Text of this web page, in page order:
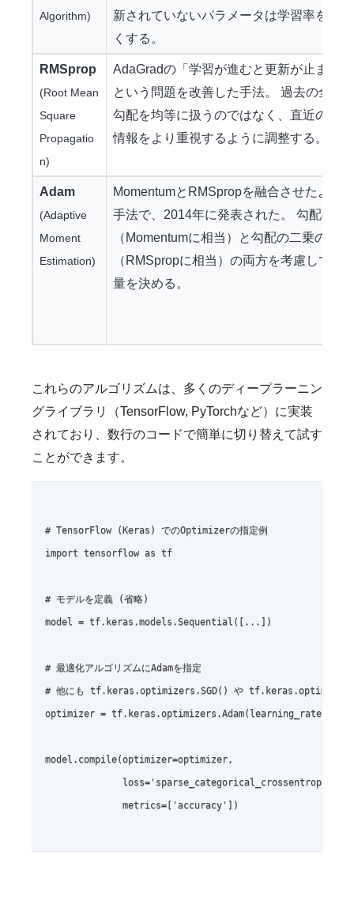
Algorithm)
新されていないパラメータは学習率を大き
くする。
RMSprop
(Root Mean
Square
Propagatio
n)
AdaGradの「学習が進むと更新が止まる」
という問題を改善した手法。 過去の全て
勾配を均等に扱うのではなく、直近の勾配
情報をより重視するように調整する。
Adam
(Adaptive
Moment
Estimation)
MomentumとRMSpropを融合させたよう
手法で、2014年に発表された。 勾配の平
（Momentumに相当）と勾配の二乗の平均
（RMSpropに相当）の両方を考慮して更
量を決める。
これらのアルゴリズムは、多くのディープラーニン
グライブラリ（TensorFlow, PyTorchなど）に実装
されており、数行のコードで簡単に切り替えて試す
ことができます。
# TensorFlow (Keras) でのOptimizerの指定例
import tensorflow as tf
# モデルを定義 (省略)
model = tf.keras.models.Sequential([...])
# 最適化アルゴリズムにAdamを指定
# 他にも tf.keras.optimizers.SGD() や
optimizer =
model.compile(optimizer=optimizer,
              loss='sparse_categorical_crossentropy',
              metrics=['accuracy'])